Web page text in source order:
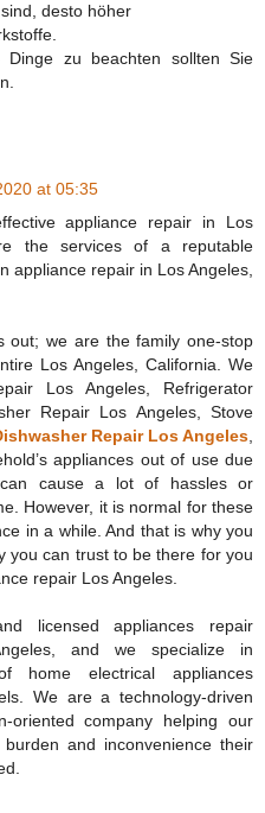
desto höher
zu beachten sollten Sie
at 05:35
appliance repair in Los
the services of a reputable
appliance repair in Los Angeles,
out; we are the family one-stop
Los Angeles, California. We
Los Angeles, Refrigerator
Repair Los Angeles, Stove
Repair Los Angeles
appliances out of use due
cause a lot of hassles or
However, it is normal for these
in a while. And that is why you
you can trust to be there for you
repair Los Angeles.
licensed appliances repair
and we specialize in
home electrical appliances
We are a technology-driven
oriented company helping our
and inconvenience their